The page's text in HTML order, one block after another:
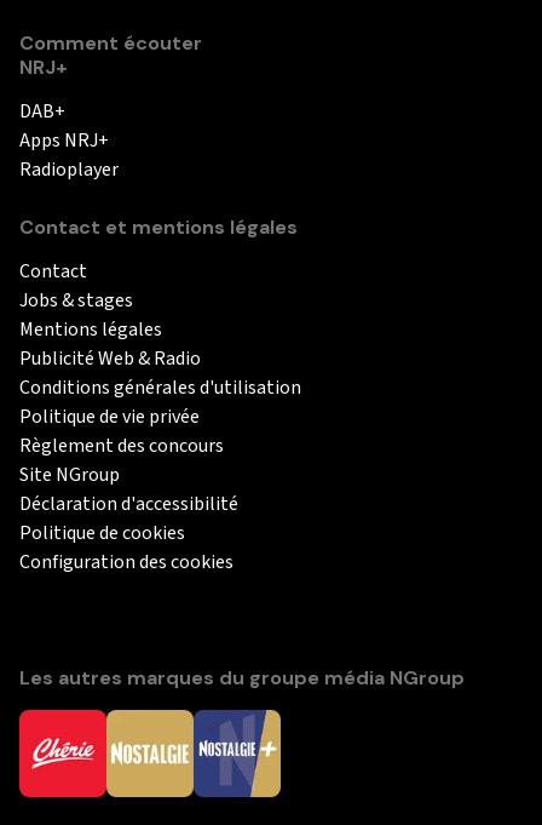
Comment écouter
NRJ+
DAB+
Apps NRJ+
Radioplayer
Contact et mentions légales
Contact
Jobs & stages
Mentions légales
Publicité Web & Radio
Conditions générales d'utilisation
Politique de vie privée
Règlement des concours
Site NGroup
Déclaration d'accessibilité
Politique de cookies
Configuration des cookies
Les autres marques du groupe média NGroup